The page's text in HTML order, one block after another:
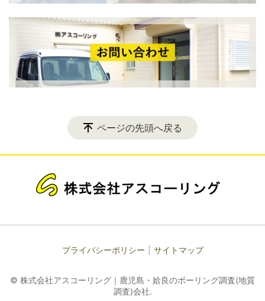
ページの先頭へ戻る
プライバシーポリシー サイトマップ
© 株式会社アスコーリング｜鹿児島・姶良のボーリング調査(地質
調査)会社.